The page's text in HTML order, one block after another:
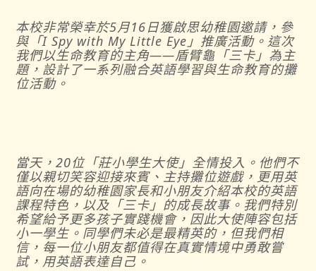
本校非常榮幸於5月16日獲啟思幼稚園邀請，參
與「I Spy with My Little Eye」推廣活動。這次
我們以生命教育的主角——盾臂龜「三卡」為主
題，設計了一系列融合英語學習與生命教育的攤
位活動。
當天，20位「莊小學生大使」全情投入。他們不
僅以親切笑容迎接來賓、主持攤位遊戲，更用英
語向在場的幼稚園家長和小朋友介紹本校的英語
課程特色，以及「三卡」的成長故事。我們特別
希望給予更多孩子實踐機會，因此大使陣容包括
小一學生。同學們未必是最精英的，但我們相
信，每一位小朋友都值得在真實情境中勇敢嘗
試，用英語表達自己。